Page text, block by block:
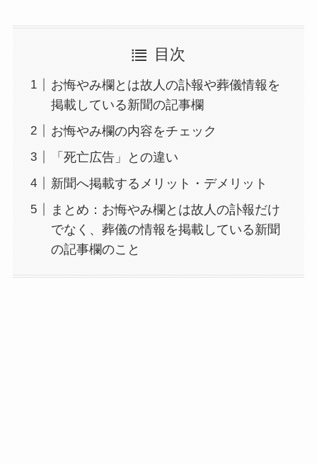
目次
お悔やみ欄とは故人の訃報や葬儀情報を
掲載している新聞の記事欄
お悔やみ欄の内容をチェック
「死亡広告」との違い
新聞へ掲載するメリット・デメリット
まとめ：お悔やみ欄とは故人の訃報だけ
でなく、葬儀の情報を掲載している新聞
の記事欄のこと